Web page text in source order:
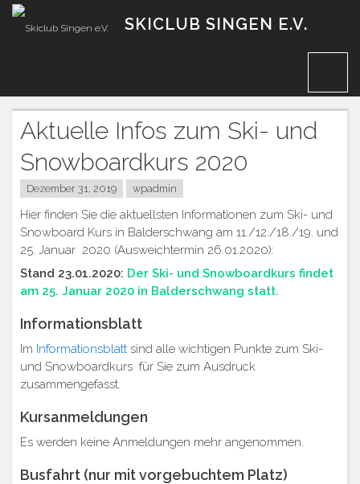
Zum
Inhalt
SKICLUB SINGEN E.V.
Aktuelle Infos zum Ski- und
Snowboardkurs 2020
Dezember 31, 2019 wpadmin
Hier finden Sie die aktuellsten Informationen zum Ski- und
Snowboard Kurs in Balderschwang am 11./12./18./19. und
25. Januar 2020 (Ausweichtermin 26.01.2020):
Stand 23.01.2020: Der Ski- und Snowboardkurs findet
am 25. Januar 2020 in Balderschwang statt.
Informationsblatt
Im Informationsblattsind alle wichtigen Punkte zum Ski-
und Snowboardkurs für Sie zum Ausdruck
zusammengefasst.
Kursanmeldungen
Es werden keine Anmeldungen mehr angenommen.
Busfahrt (nur mit vorgebuchtem Platz)